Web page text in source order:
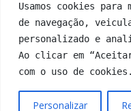
Usamos cookies
de navegação,
personalizado e
Ao clicar em
com o uso de cookies.
Personalizar
Copyright 2019